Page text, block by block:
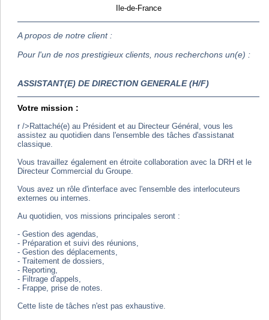
Ile-de-France
A propos de notre client :
Pour l'un de nos prestigieux clients, nous recherchons un(e) :
ASSISTANT(E) DE DIRECTION GENERALE (H/F)
Votre mission :
r />Rattaché(e) au Président et au Directeur Général, vous les
assistez au quotidien dans l'ensemble des tâches d'assistanat
classique.
Vous travaillez également en étroite collaboration avec la DRH et le
Directeur Commercial du Groupe.
Vous avez un rôle d'interface avec l'ensemble des interlocuteurs
externes ou internes.
Au quotidien, vos missions principales seront :
- Gestion des agendas,
- Préparation et suivi des réunions,
- Gestion des déplacements,
- Traitement de dossiers,
- Reporting,
- Filtrage d'appels,
- Frappe, prise de notes.
Cette liste de tâches n'est pas exhaustive.